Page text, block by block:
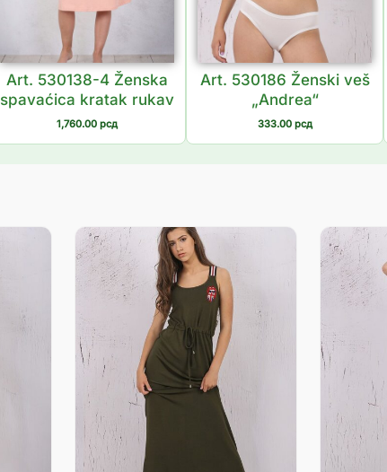
Art. 530138-4 Ženska
spavaćica kratak rukav
1,760.00 рсд
Art. 530186 Ženski veš
„Andrea“
333.00 рсд